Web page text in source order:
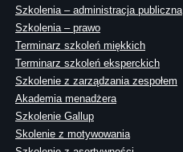
Szkolenia – administracja publiczna
Szkolenia – prawo
Terminarz szkoleń miękkich
Terminarz szkoleń eksperckich
Szkolenie z zarządzania zespołem
Akademia menadżera
Szkolenie Gallup
Skolenie z motywowania